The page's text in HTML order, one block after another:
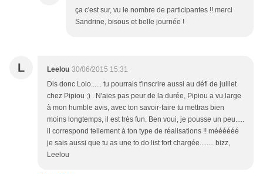
ça c'est sur, vu le nombre de participantes !! merci
Sandrine, bisous et belle journée !
L Leelou 30/06/2015 15:31
Dis donc Lolo...... tu pourrais t'inscrire aussi au défi de juillet
chez Pipiou ;) . N'aies pas peur de la durée, Pipiou a vu large
à mon humble avis, avec ton savoir-faire tu mettras bien
moins longtemps, il est très fun. Ben voui, je pousse un peu.....
il correspond tellement à ton type de réalisations !! méééééé
je sais aussi que tu as une to do list fort chargée........ bizz,
Leelou